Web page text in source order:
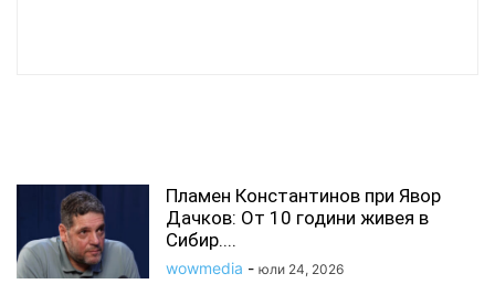
Пламен Константинов при Явор
Дачков: От 10 години живея в
Сибир....
wowmedia - юли 24, 2026